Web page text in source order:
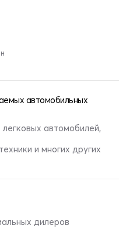
автомобильных
автомобилей,
и многих других
дилеров